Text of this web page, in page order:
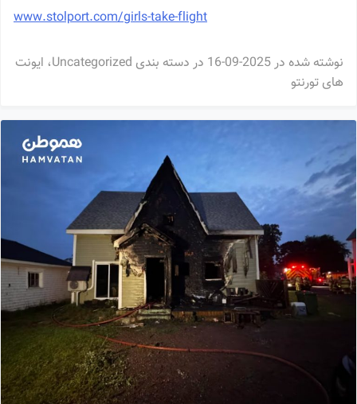
www.stolport.com/girls-take-flight
نوشته شده در2025-09-16 در دسته بندی Uncategorized، ایونت
های تورنتو